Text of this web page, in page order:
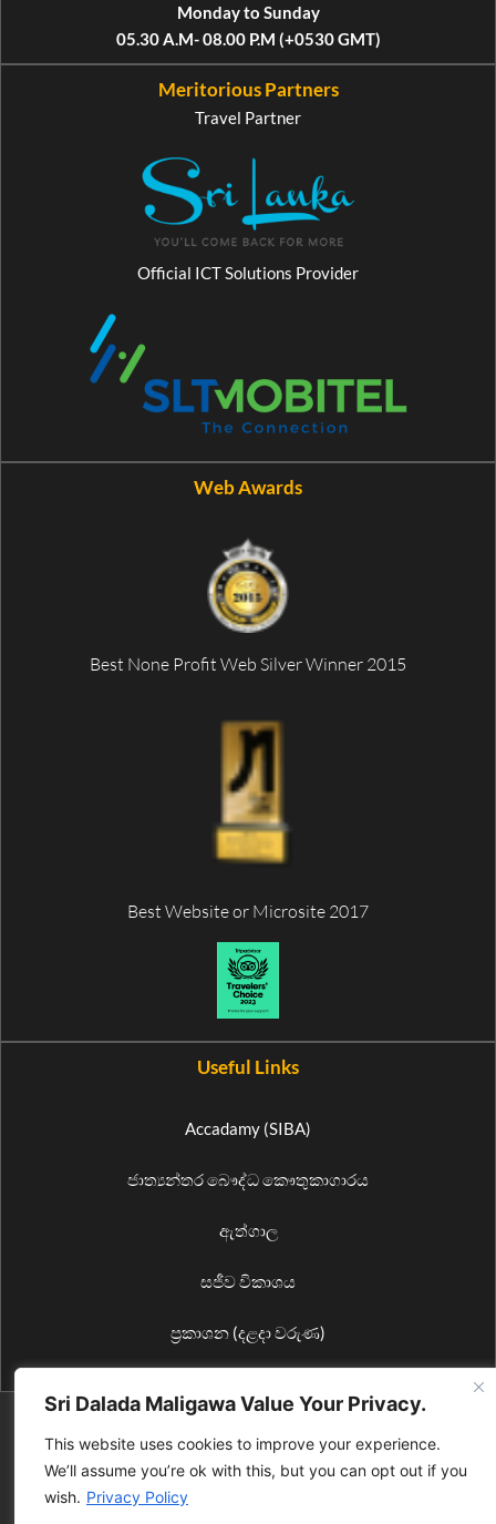
Sri Dalada Maligawa Value Your Privacy.
This website uses cookies to improve your experience.
We’ll assume you’re ok with this, but you can opt out if you
wish. Privacy Policy
Monday to Sunday
05.30 A.M- 08.00 P.M (+0530 GMT)
Meritorious Partners
Travel Partner
Official ICT Solutions Provider
Web Awards
Best None Profit Web Silver Winner 2015
Best Website or Microsite 2017
Useful Links
Accadamy (SIBA)
ජාත්‍යන්තර බෞද්ධ කෞතුකාගාරය
ඇත්ගාල
සජීව විකාශය
ප්‍රකාශන (දළදා වරුණ)
© 2026 All Rights Reserved by Media Bureau of Sri Dalada Maligawa. |For site suggestions
and errors, please contact
feedback@sridaladamaligawa.lk
Web V. 4.98